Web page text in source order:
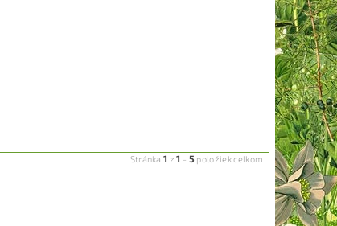
Stránka1 z1 - 5 položiek celkom